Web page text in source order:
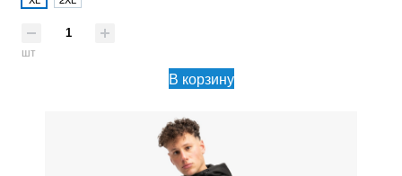
шт
В корзину